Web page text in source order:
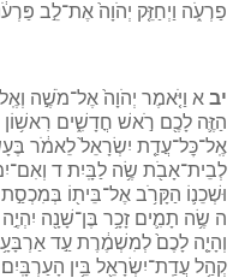
פַרְעֹ֑ה וַיְחַזֵּ֤ק יְהֹוָה֙ אֶת־לֵ֣ב
יב א וַיֹּ֤אמֶר יְהֹוָה֙ אֶל־מֹשֶׁ֣ה
הַזֶּ֛ה לָכֶ֖ם רֹ֣אשׁ חֳדָשִׁ֑ים רִאשׁ֥וֹן
אֶֽל־כׇּל־עֲדַ֤ת יִשְׂרָאֵל֙ לֵאמֹ֔ר
לְבֵית־אָבֹ֖ת שֶׂ֥ה לַבָּֽיִת׃ ד
וּשְׁכֵנ֛וֹ הַקָּרֹ֥ב אֶל־בֵּית֖וֹ
ה שֶׂ֥ה תָמִ֛ים זָכָ֥ר בֶּן־שָׁנָ֖ה יִהְיֶ֣ה
וְהָיָ֤ה לָכֶם֙ לְמִשְׁמֶ֔רֶת עַ֣ד
קְהַ֥ל עֲדַֽת־יִשְׂרָאֵ֖ל בֵּ֥ין